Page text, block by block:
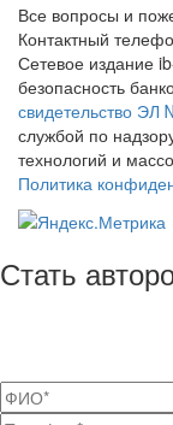
Все вопросы и
Контактный
Сетевое издание
безопасность
свидетельство
службой по
технологий и
Политика
Стать